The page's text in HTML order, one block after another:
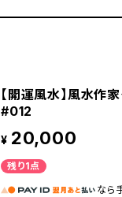
【開運風水】風水作
#012
¥ 20,000
残り1点
なら